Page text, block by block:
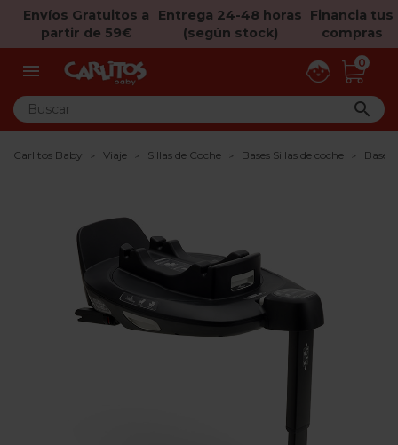
Envíos Gratuitos a
partir de 59€
Entrega 24-48 horas
(según stock)
Financia tus
compras
 0

Carlitos Baby Viaje Sillas de Coche Bases Sillas de coche Base